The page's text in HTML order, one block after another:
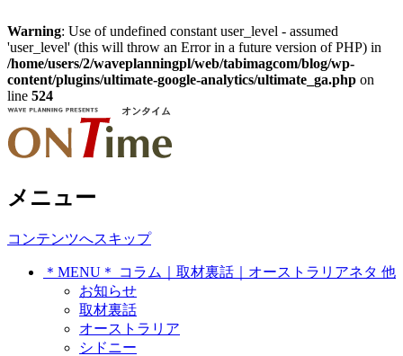
Warning: Use of undefined constant user_level - assumed
'user_level' (this will throw an Error in a future version of PHP) in
/home/users/2/waveplanningpl/web/tabimagcom/blog/wp-
content/plugins/ultimate-google-analytics/ultimate_ga.php on
line 524
On Time ～ オンタイム シド
ニー発 トラベルジャーナリス
トのネタ帳
オーストラリア・シドニー在住、トラ
ベルジャーナリストの世界各地で拾っ
メニュー
コンテンツへスキップ
＊MENU＊ コラム｜取材裏話｜オーストラリアネタ 他
お知らせ
取材裏話
オーストラリア
シドニー